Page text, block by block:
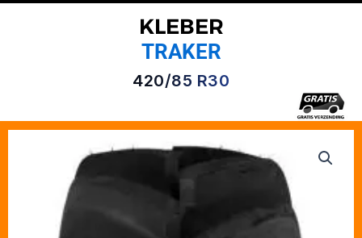
KLEBER
TRAKER
420/85 R30